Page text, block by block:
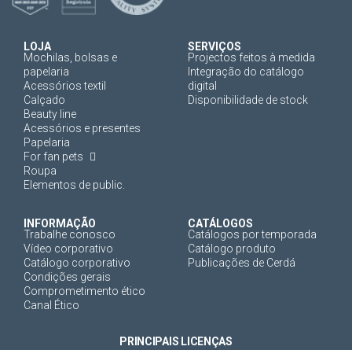
LOJA
Mochilas, bolsas e
papelaria
Acessórios textil
Calçado
Beauty line
Acessórios e presentes
Papelaria
For fan pets
Roupa
Elementos de public.
SERVIÇOS
Projectos feitos à medida
Integração do catálogo
digital
Disponibilidade de stock
INFORMAÇÃO
Trabalhe conosco
Vídeo corporativo
Catálogo corporativo
Condições gerais
Comprometimento ético
Canal Ético
CATÁLOGOS
Catálogos por temporada
Catálogo produto
Publicações de Cerdá
PRINCIPAIS LICENÇAS